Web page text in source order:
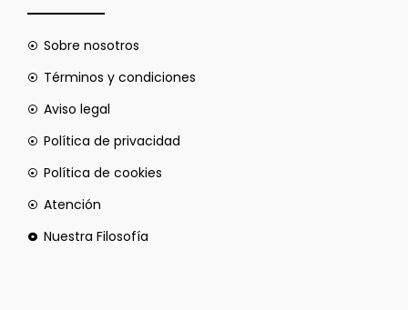
Sobre nosotros
Términos y condiciones
Aviso legal
Política de privacidad
Política de cookies
Atención
Nuestra Filosofía